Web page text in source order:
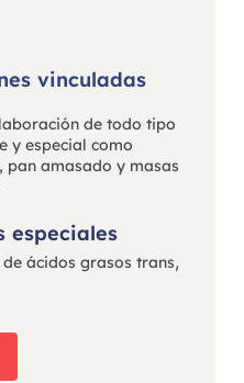
vinculadas
de todo tipo
y especial como
pan amasado y masas
especiales
ácidos grasos trans,